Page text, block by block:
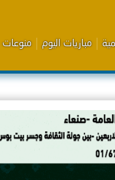
مباريات اليوم منوعات